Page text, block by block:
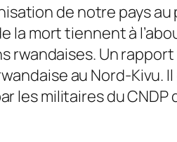
de notre pays au
la mort tiennent à
rwandaises. Un
au Nord-Kivu.
les militaires du